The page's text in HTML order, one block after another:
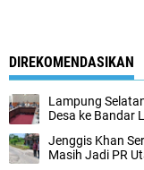
DIREKOMENDASIKAN
Lampung
Desa ke Bandar
Jenggis Khan
Masih Jadi PR